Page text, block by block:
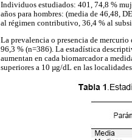
Individuos estudiados: 401, 74,8 %
años para hombres: (media de 46,48,
al régimen contributivo, 36,4 % al
La prevalencia o presencia de
96,3 % (n=386). La estadística
aumentan en cada biomarcador a
superiores a 10 µg/dL en las